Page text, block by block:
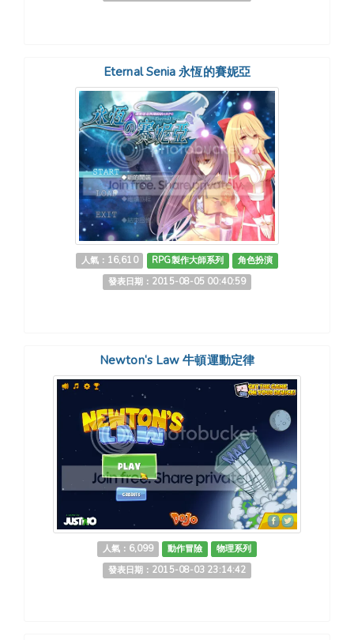
Eternal Senia 永恆的賽妮亞
人氣：16,610 RPG製作大師系列
角色扮演
發表日期：2015-08-05 00:40:59
Newton‘s Law 牛頓運動定律
人氣：6,099 動作冒險
物理系列
發表日期：2015-08-03 23:14:42